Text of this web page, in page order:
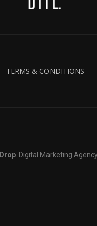
TERMS & CONDITIONS
Drop . Digital Marketing